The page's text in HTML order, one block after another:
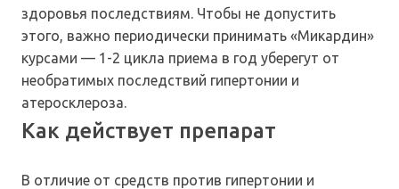
здоровья последствиям. Чтобы не допустить
этого, важно периодически принимать «Микардин»
курсами — 1-2 цикла приема в год уберегут от
необратимых последствий гипертонии и
атеросклероза.
Как действует препарат
В отличие от средств против гипертонии и